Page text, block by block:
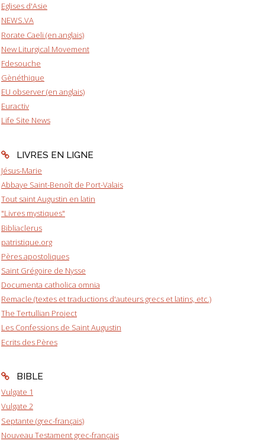
Eglises d'Asie
NEWS.VA
Rorate Caeli (en anglais)
New Liturgical Movement
Fdesouche
Gènéthique
EU observer (en anglais)
Euractiv
Life Site News
LIVRES EN LIGNE
Jésus-Marie
Abbaye Saint-Benoît de Port-Valais
Tout saint Augustin en latin
"Livres mystiques"
Bibliaclerus
patristique.org
Pères apostoliques
Saint Grégoire de Nysse
Documenta catholica omnia
Remacle (textes et traductions d'auteurs grecs et latins, etc.)
The Tertullian Project
Les Confessions de Saint Augustin
Ecrits des Pères
BIBLE
Vulgate 1
Vulgate 2
Septante (grec-français)
Nouveau Testament grec-français